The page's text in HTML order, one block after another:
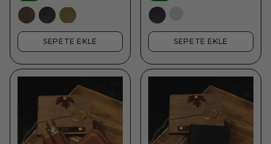
SEPETE EKLE SEPETE EKLE